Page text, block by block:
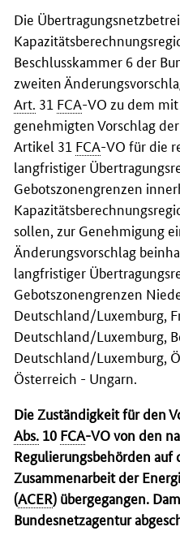
Die
Beschlusskammer 6 der
zweiten
Art. 31 FCA-VO zu dem
genehmigten Vorschlag der
Artikel 31 FCA-VO für die
langfristiger
Gebotszonengrenzen
sollen, zur Genehmigung
Änderungsvorschlag
langfristiger
Gebotszonengrenzen
Deutschland/Luxemburg,
Deutschland/Luxemburg,
Deutschland/Luxemburg,
Österreich - Ungarn.
Die Zuständigkeit für den
Abs. 10 FCA-VO von den
Regulierungsbehörden auf
Zusammenarbeit der
(ACER) übergegangen.
Bundesnetzagentur